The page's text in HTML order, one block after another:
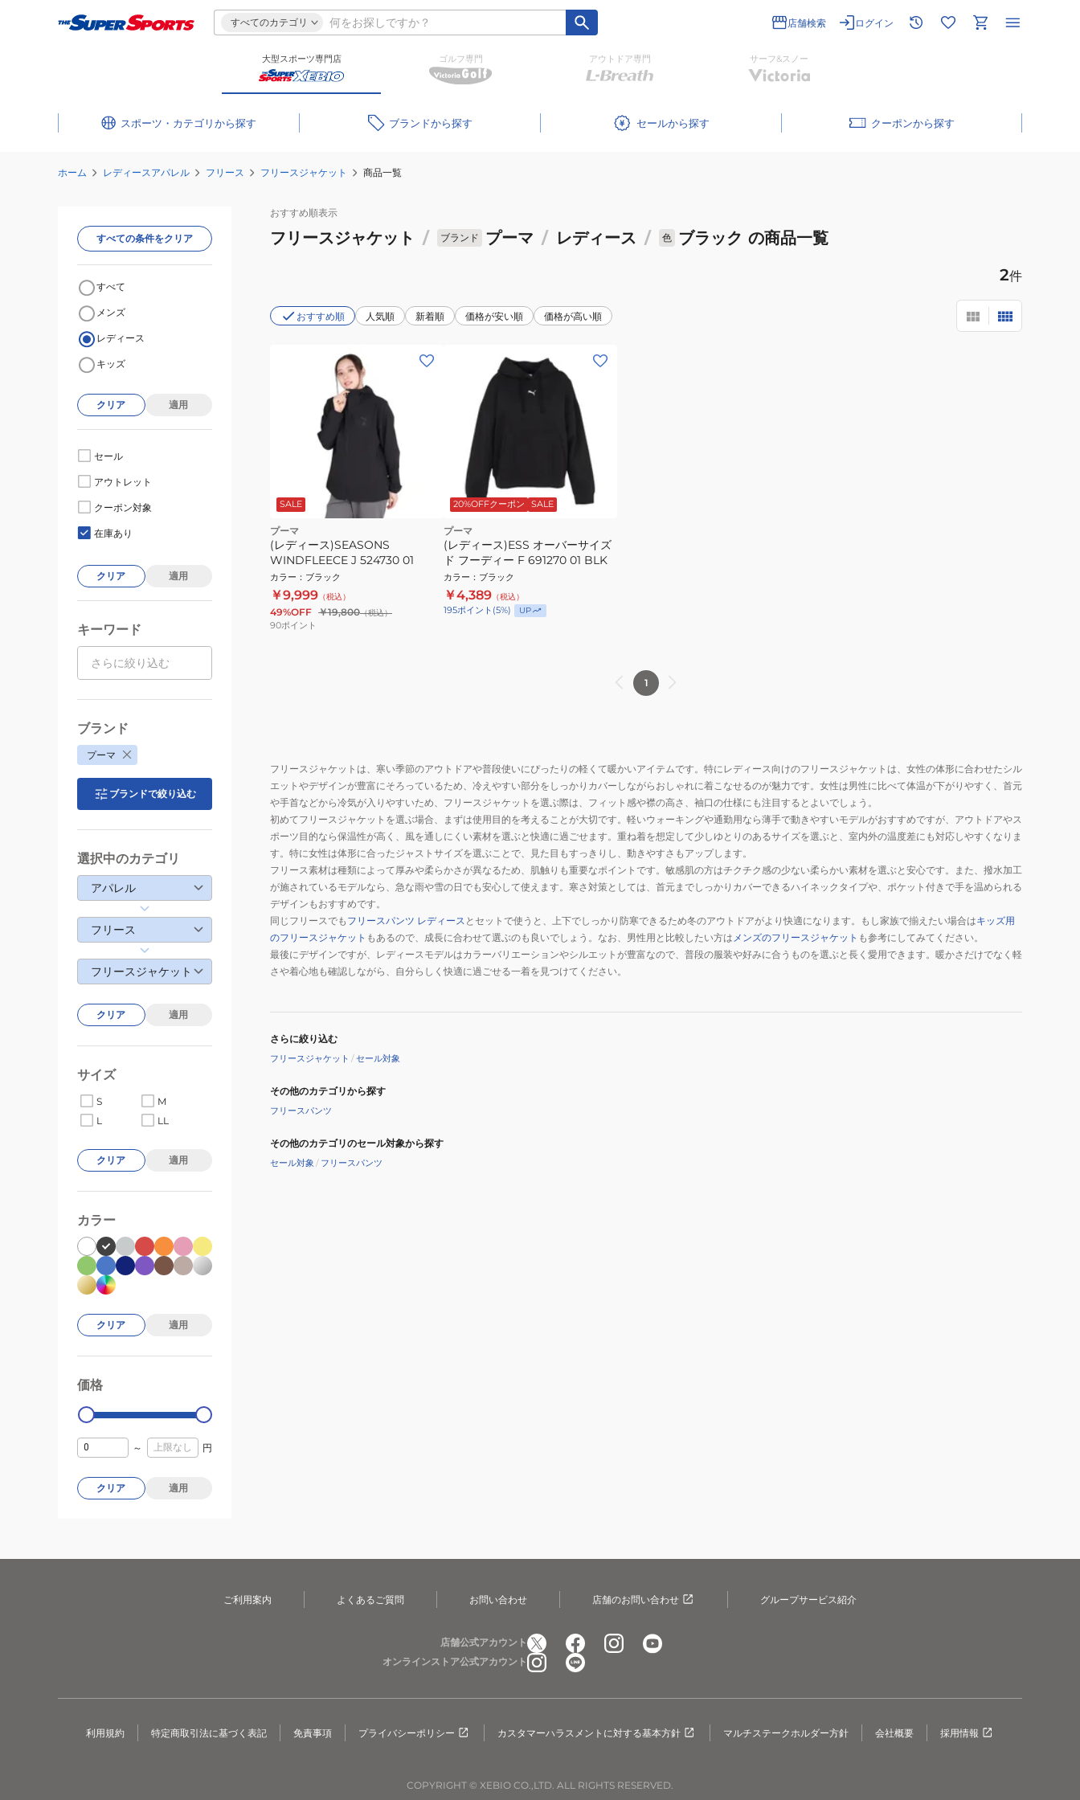
すべてのカテゴリ 店舗検索 ログイン
大型スポーツ専門店 ゴルフ専門 アウトドア専門 サーフ&スノー
スポーツ・カテゴリ ブランド セール クーポン
ホーム レディースアパレル フリース フリースジャケット 商品一覧
おすすめ順表示
フリースジャケット / ブランド プーマ / レディース / 色 ブラック の商品一覧
2件
おすすめ順 人気順 新着順 価格が安い順 価格が高い順
SALE
プーマ
(レディース)SEASONS
WINDFLEECE J 524730 01
カラー ： ブラック
￥9,999 （税込）
49%OFF ￥19,800（税込）
90ポイント
20%OFFクーポン SALE
プーマ
(レディース)ESS オーバーサイズ
ド フーディー F 691270 01 BLK
カラー ： ブラック
￥4,389 （税込）
195ポイント (5%) UP
1
フリースジャケットは、寒い季節のアウトドアや普段使いにぴったりの軽くて暖かいアイテムです。特にレディース向けのフリースジャケットは、女性の体形に合わせたシル
エットやデザインが豊富にそろっているため、冷えやすい部分をしっかりカバーしながらおしゃれに着こなせるのが魅力です。女性は男性に比べて体温が下がりやすく、首元
や手首などから冷気が入りやすいため、フリースジャケットを選ぶ際は、フィット感や襟の高さ、袖口の仕様にも注目するとよいでしょう。
初めてフリースジャケットを選ぶ場合、まずは使用目的を考えることが大切です。軽いウォーキングや通勤用なら薄手で動きやすいモデルがおすすめですが、アウトドアやス
ポーツ目的なら保温性が高く、風を通しにくい素材を選ぶと快適に過ごせます。重ね着を想定して少しゆとりのあるサイズを選ぶと、室内外の温度差にも対応しやすくなりま
す。特に女性は体形に合ったジャストサイズを選ぶことで、見た目もすっきりし、動きやすさもアップします。
フリース素材は種類によって厚みや柔らかさが異なるため、肌触りも重要なポイントです。敏感肌の方はチクチク感の少ない柔らかい素材を選ぶと安心です。また、撥水加工
が施されているモデルなら、急な雨や雪の日でも安心して使えます。寒さ対策としては、首元までしっかりカバーできるハイネックタイプや、ポケット付きで手を温められる
デザインもおすすめです。
同じフリースでも フリースパンツ レディース とセットで使うと、上下でしっかり防寒できるため冬のアウトドアがより快適になります。もし家族で揃えたい場合はキッズ用
のフリースジャケット もあるので、成長に合わせて選ぶのも良いでしょう。なお、男性用と比較したい方は メンズのフリースジャケット も参考にしてみてください。
最後にデザインですが、レディースモデルはカラーバリエーションやシルエットが豊富なので、普段の服装や好みに合うものを選ぶと長く愛用できます。暖かさだけでなく軽
さや着心地も確認しながら、自分らしく快適に過ごせる一着を見つけてください。
さらに絞り込む
フリースジャケット /セール対象
その他のカテゴリから探す
フリースパンツ
その他のカテゴリのセール対象から探す
セール対象 / フリースパンツ
すべての条件をクリア
すべて
メンズ
レディース
キッズ
クリア 適用
セール
アウトレット
クーポン対象
在庫あり
クリア 適用
キーワード
ブランド
プーマ
ブランドで絞り込む
選択中のカテゴリ
アパレル
フリース
フリースジャケット
クリア 適用
サイズ
S
M
L
LL
クリア 適用
カラー
クリア 適用
価格
0
～ 円
クリア 適用
ご利用案内 よくあるご質問 お問い合わせ 店舗のお問い合わせ グループサービス紹介
店舗公式アカウント
オンラインストア公式アカウント
利用規約 特定商取引法に基づく表記 免責事項 プライバシーポリシー カスタマーハラスメントに対する基本方針 マルチステークホルダー方針 会社概要 採用情報
COPYRIGHT © XEBIO CO.,LTD. ALL RIGHTS RESERVED.